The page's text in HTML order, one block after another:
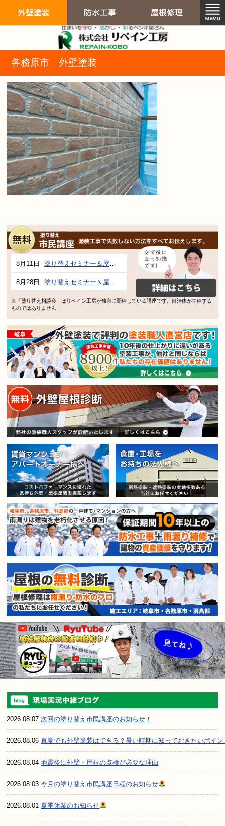
各務原市 外壁塗装
8月11日 塗り替えセミナー＆屋根、外壁の塗り替え市民講座 inぎふメディアコスモス
8月28日 塗り替えセミナー＆屋根、外壁の塗り替え市民講座 inぎふメディアコスモス
※「塗り替え相談会」はリペイン工房が独自に開催している講座です。自治体が主催する
ものではありません
賃貸マンション・アパートオー
2026.08.07次回の塗り替え市民講座のお知らせ！
2026.08.06真夏でも外壁塗装はできる？暑い時期に知っておきたいポイン
2026.08.04地震後に外壁・屋根の点検が必要な理由
2026.08.03今月の塗り替え市民講座日程のお知らせ
2026.08.01 夏季休業のお知らせ